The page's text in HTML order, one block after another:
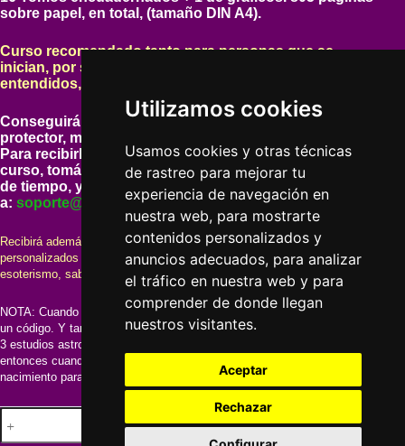
Utilizamos cookies
Usamos cookies y otras técnicas
de rastreo para mejorar tu
experiencia de navegación en
nuestra web, para mostrarte
contenidos personalizados y
anuncios adecuados, para analizar
el tráfico en nuestra web y para
comprender de donde llegan
nuestros visitantes.
Aceptar
Rechazar
sobre papel, en total, (tamaño DIN A4).
Curso recomendado tanto para personas que se
inician, por su claridad y amenidad, como para
entendidos, por su nivel de profundidad.
Conseguirá un
diploma enmarcado con cristal
protector, más el carnet profesional correspondiente.
Para recibirlos tan solo tendrá que realizar la lectura del
curso, tomándose todo el tiempo que desee, sin limites
de tiempo, y cuando haya acabado enviarnos un email
a: soporte@cursos-esotericos.com
Recibirá además GRATIS con este pedido: 3 estudios astrológicos
personalizados a elegir en PDF, y 10 libros electrónicos sobre
esoterismo, sabiduría, etc.
NOTA: Cuando reciba el pedido en su domicilio encontrará una carta con
un código. Y también la información para que le enviemos por email los
3 estudios astrológicos junto a los 10 libros electrónicos gratuitos. Es
entonces cuando le preguntaremos que 3 estudios desea y los datos de
nacimiento para poder realizarlos.
OFERTA
Añadir al carrito